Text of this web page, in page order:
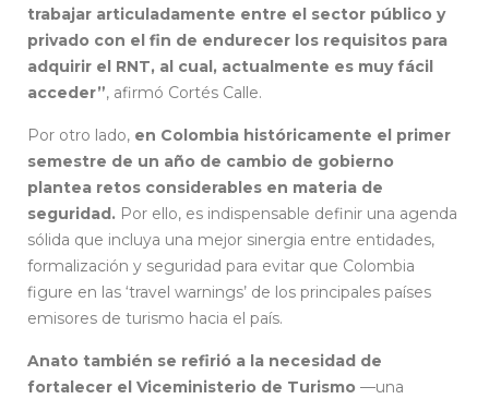
trabajar articuladamente entre el sector público y
privado con el fin de endurecer los requisitos para
adquirir el RNT, al cual, actualmente es muy fácil
acceder”, afirmó Cortés Calle.
Por otro lado, en Colombia históricamente el primer
semestre de un año de cambio de gobierno
plantea retos considerables en materia de
seguridad. Por ello, es indispensable definir una agenda
sólida que incluya una mejor sinergia entre entidades,
formalización y seguridad para evitar que Colombia
figure en las ‘travel warnings’ de los principales países
emisores de turismo hacia el país.
Anato también se refirió a la necesidad de
fortalecer el Viceministerio de Turismo —una